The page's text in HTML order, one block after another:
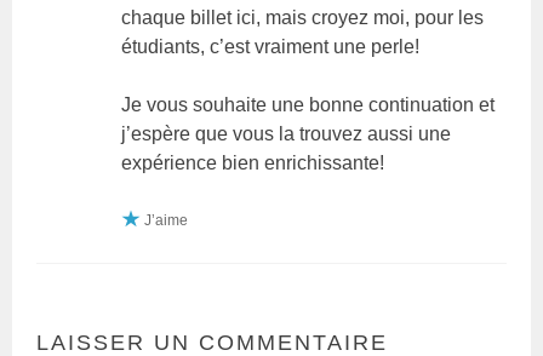
chaque billet ici, mais croyez moi, pour les
étudiants, c’est vraiment une perle!
Je vous souhaite une bonne continuation et
j’espère que vous la trouvez aussi une
expérience bien enrichissante!
J’aime
LAISSER UN COMMENTAIRE